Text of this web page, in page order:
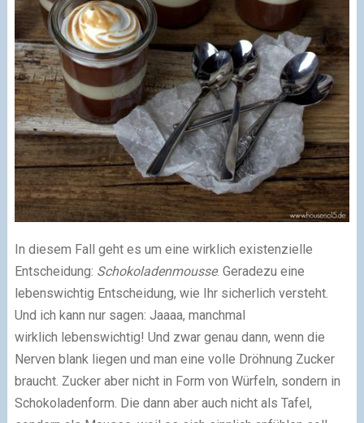
In diesem Fall geht es um eine wirklich existenzielle
Entscheidung: Schokoladenmousse. Geradezu eine
lebenswichtig Entscheidung, wie Ihr sicherlich versteht.
Und ich kann nur sagen: Jaaaa, manchmal
wirklich lebenswichtig! Und zwar genau dann, wenn die
Nerven blank liegen und man eine volle Dröhnung Zucker
braucht. Zucker aber nicht in Form von Würfeln, sondern in
Schokoladenform. Die dann aber auch nicht als Tafel,